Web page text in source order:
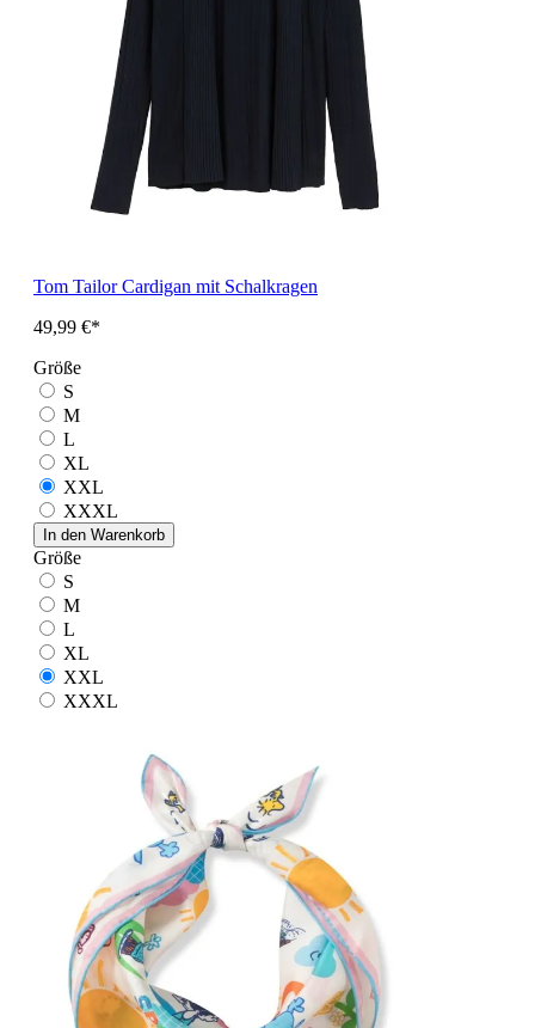
Tom Tailor Cardigan mit Schalkragen
49,99 €*
Größe
S
M
L
XL
XXL
XXXL
In den Warenkorb
Größe
S
M
L
XL
XXL
XXXL